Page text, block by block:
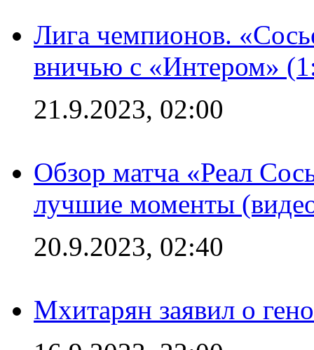
Лига чемпионов.
вничью с «Интером»
21.9.2023, 02:00
Обзор матча «Реал
лучшие моменты
20.9.2023, 02:40
Мхитарян заявил о